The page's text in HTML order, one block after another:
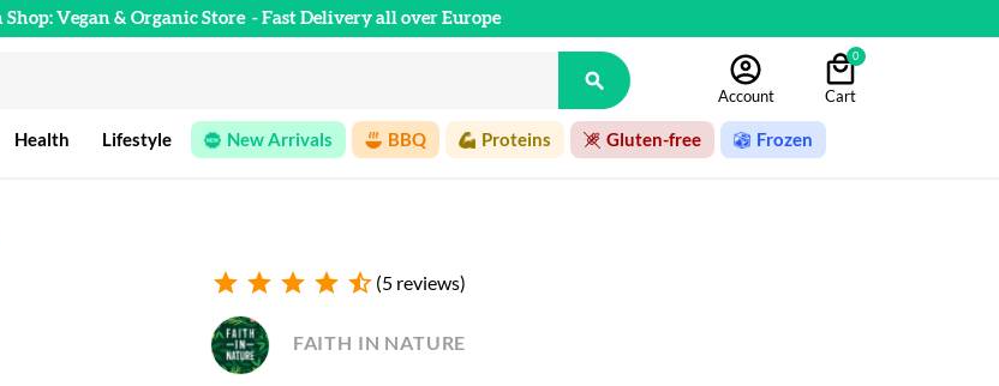
Vegan & Organic Store - Fast Delivery all over Europe

Account
0
Cart
Health Lifestyle New Arrivals BBQ Proteins Gluten-free Frozen
star star star star star_half (5 reviews)
FAITH IN NATURE